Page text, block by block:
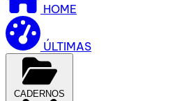
HOME
ÚLTIMAS
CADERNOS